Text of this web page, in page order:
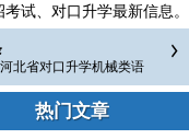
试、对口升学最新信息。
北省对口升学机械类语
热门文章